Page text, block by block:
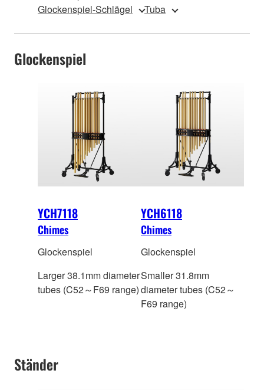
Glockenspiel-Schlägel
Tuba
Glockenspiel
YCH7118
Chimes
Glockenspiel
Larger 38.1mm diameter
tubes (C52～F69 range)
YCH6118
Chimes
Glockenspiel
Smaller 31.8mm
diameter tubes (C52～
F69 range)
Ständer